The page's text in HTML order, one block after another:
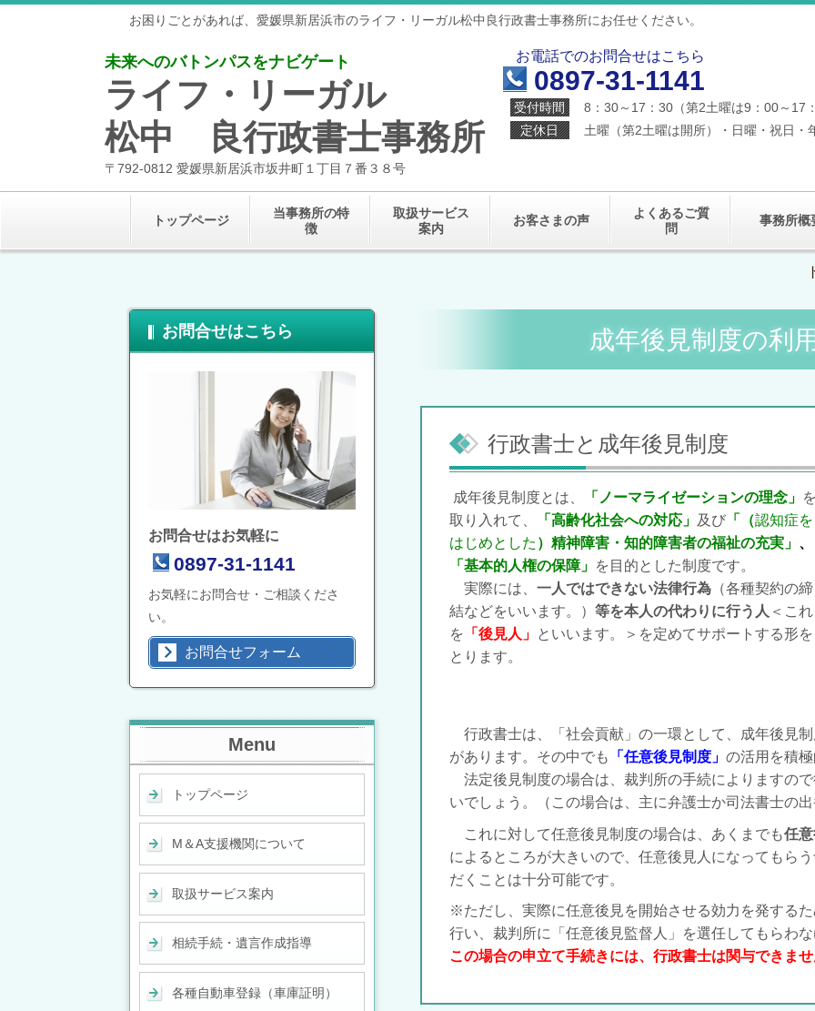
お困りごとがあれば、愛媛県新居浜市のライフ・リーガル松中良行政書士事務所にお任せください。
未来へのバトンパスをナビゲート
ライフ・リーガル
松中 良行政書士事務所
〒792-0812 愛媛県新居浜市坂井町１丁目７番３８号
お電話でのお問合せはこちら
0897-31-1141
受付時間
8：30～17：30（第2土曜は9：00～17
定休日
土曜（第2土曜は開所）・日曜・祝日・
トップページ
当事務所の特
徴
取扱サービス
案内
お客さまの声
よくあるご質
問
事務所概
成年後見制度の利
行政書士と成年後見制度
成年後見制度とは、 「ノーマライゼーションの理念」
取り入れて、
「高齢化社会への対応」 及び 「（認知症を
はじめとした ）精神障害・知的障害者の福祉の充実」 、
「基本的人権の保障」
を目的とした制度です。
実際には、 一人ではできない法律行為 （各種契約の締
結などをいいます。） 等を本人の代わりに行う人 ＜これ
を
「後見人」
といいます。＞を定めてサポートする形を
とります。
行政書士は、「社会貢献」の一環として、成年後見
があります。その中でも
「任意後見制度」 の活用を積
法定後見制度の場合は、裁判所の手続によりますの
いでしょう。（この場合は、主に弁護士か司法書士の
これに対して任意後見制度の場合は、あくまでも任
によるところが大きいので、 任意後見人になってもら
だくことは十分可能です。
※ただし、実際に任意後見を開始させる効力を発する
行い、裁判所に「任意後見監督人」を選任してもらわ
この場合の申立て手続きには、行政書士は関与できま
お問合せはこちら
お問合せはお気軽に
0897-31-1141
お気軽にお問合せ・ご相談くださ
い。
お問合せフォーム
Menu
トップページ
M＆A支援機関について
取扱サービス案内
相続手続・遺言作成指導
各種自動車登録（車庫証明）